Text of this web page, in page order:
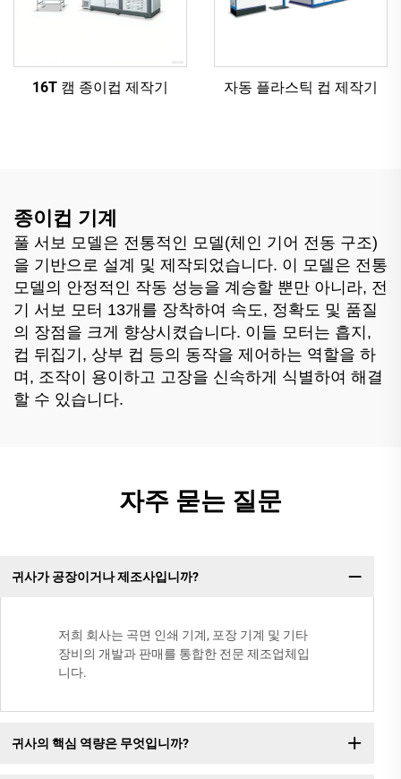
16T 캠 종이컵 제작기 자동 플라스틱 컵 제작기
종이컵 기계
풀 서보 모델은 전통적인 모델(체인 기어 전동 구조)
을 기반으로 설계 및 제작되었습니다. 이 모델은 전통
모델의 안정적인 작동 성능을 계승할 뿐만 아니라, 전
기 서보 모터 13개를 장착하여 속도, 정확도 및 품질
의 장점을 크게 향상시켰습니다. 이들 모터는 흡지,
컵 뒤집기, 상부 컵 등의 동작을 제어하는 역할을 하
며, 조작이 용이하고 고장을 신속하게 식별하여 해결
할 수 있습니다.
자주 묻는 질문
귀사가 공장이거나 제조사입니까?
저희 회사는 곡면 인쇄 기계, 포장 기계 및 기타
장비의 개발과 판매를 통합한 전문 제조업체입
니다.
귀사의 핵심 역량은 무엇입니까?